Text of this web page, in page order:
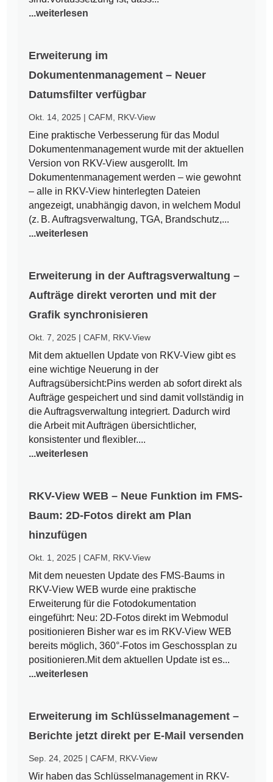
...weiterlesen
Erweiterung im
Dokumentenmanagement – Neuer
Datumsfilter verfügbar
Okt. 14, 2025 |CAFM RKV-View
Eine praktische Verbesserung für das Modul
Dokumentenmanagement wurde mit der aktuellen
Version von RKV-View ausgerollt. Im
Dokumentenmanagement werden – wie gewohnt
– alle in RKV-View hinterlegten Dateien
angezeigt, unabhängig davon, in welchem Modul
(z. B. Auftragsverwaltung, TGA, Brandschutz,...
...weiterlesen
Erweiterung in der Auftragsverwaltung –
Aufträge direkt verorten und mit der
Grafik synchronisieren
Okt. 7, 2025 |CAFM RKV-View
Mit dem aktuellen Update von RKV-View gibt es
eine wichtige Neuerung in der
Auftragsübersicht:Pins werden ab sofort direkt als
Aufträge gespeichert und sind damit vollständig in
die Auftragsverwaltung integriert. Dadurch wird
die Arbeit mit Aufträgen übersichtlicher,
konsistenter und flexibler....
...weiterlesen
RKV-View WEB – Neue Funktion im FMS-
Baum: 2D-Fotos direkt am Plan
hinzufügen
Okt. 1, 2025 |CAFM RKV-View
Mit dem neuesten Update des FMS-Baums in
RKV-View WEB wurde eine praktische
Erweiterung für die Fotodokumentation
eingeführt: Neu: 2D-Fotos direkt im Webmodul
positionieren Bisher war es im RKV-View WEB
bereits möglich, 360°-Fotos im Geschossplan zu
positionieren.Mit dem aktuellen Update ist es...
...weiterlesen
Erweiterung im Schlüsselmanagement –
Berichte jetzt direkt per E-Mail versenden
Sep. 24, 2025 |CAFM RKV-View
Wir haben das Schlüsselmanagement in RKV-